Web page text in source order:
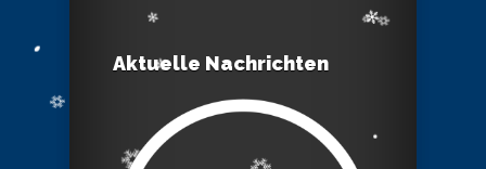
Aktuelle Nachrichten